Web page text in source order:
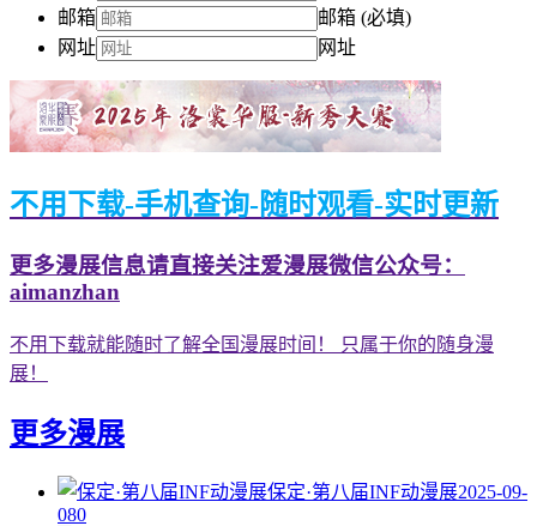
邮箱
邮箱 (必填)
网址
网址
不用下载-手机查询-随时观看-实时更新
更多漫展信息请直接关注爱漫展微信公众号：
aimanzhan
不用下载就能随时了解全国漫展时间！ 只属于你的随身漫
展！
更多漫展
保定·第八届INF动漫展2025-09-
080